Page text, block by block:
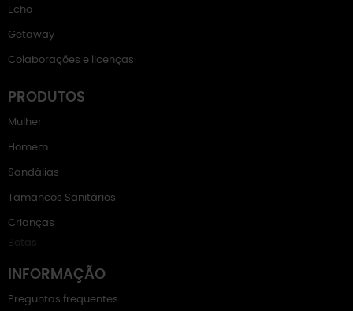
Echo
Getaway
Colaborações e licenças
PRODUTOS
Mulher
Homem
Sandálias
Tamancos Sanitários
Crianças
Botas
INFORMAÇÃO
Preguntas frequentes